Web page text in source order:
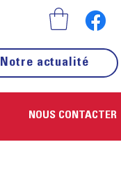
Notre actualité
NOUS CONTACTER